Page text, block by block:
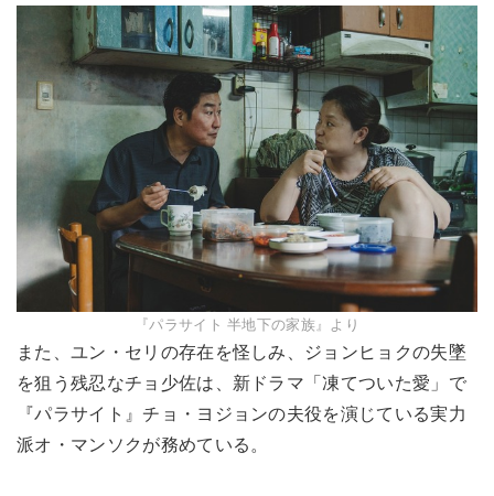
『パラサイト 半地下の家族』より
また、ユン・セリの存在を怪しみ、ジョンヒョクの失墜
を狙う残忍なチョ少佐は、新ドラマ「凍てついた愛」で
『パラサイト』チョ・ヨジョンの夫役を演じている実力
派オ・マンソクが務めている。